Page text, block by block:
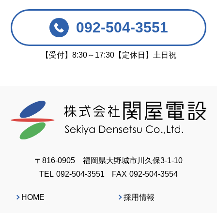
092-504-3551
【受付】8:30～17:30【定休日】土日祝
〒816-0905 福岡県大野城市川久保3-1-10
TEL 092-504-3551 FAX 092-504-3554
HOME 採用情報